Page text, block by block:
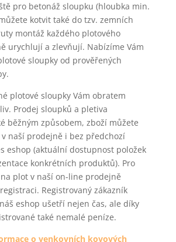
pro betonáž sloupku (hloubka min.
kotvit také do tzv. zemních
montáž každého plotového
urychlují a zlevňují. Nabízíme Vám
sloupky od prověřených
plotové sloupky Vám obratem
Prodej sloupků a pletiva
běžným způsobem, zboží můžete
naší prodejně i bez předchozí
eshop (aktuální dostupnost položek
konkrétních produktů). Pro
plot v naší on-line prodejně
Registrovaný zákazník
eshop ušetří nejen čas, ale díky
také nemalé peníze.
o venkovních kovových